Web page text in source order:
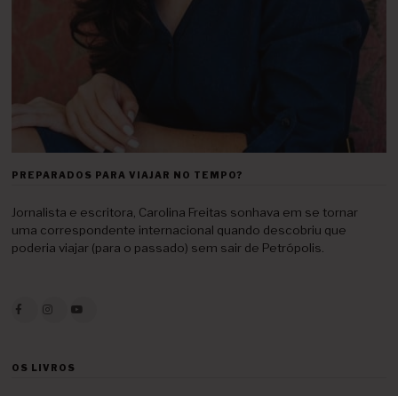
PREPARADOS PARA VIAJAR NO TEMPO?
Jornalista e escritora, Carolina Freitas sonhava em se tornar
uma correspondente internacional quando descobriu que
poderia viajar (para o passado) sem sair de Petrópolis.
OS LIVROS